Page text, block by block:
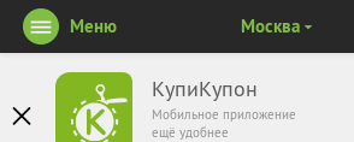
КупиКупон
Мобильное приложение
ещё удобнее
Меню Москва